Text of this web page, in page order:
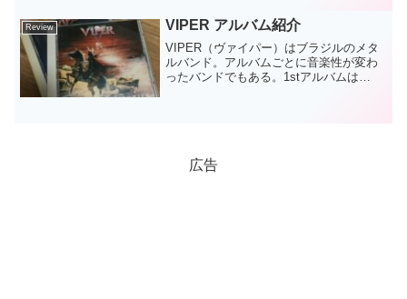
の...
Review VIPER アルバム紹介
VIPER（ヴァイパー）はブラジルのメタ
ルバンド。アルバムごとに音楽性が変わ
ったバンドでもある。1stアルバムは
広告